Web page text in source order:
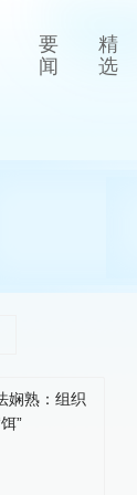
要
闻
精
选